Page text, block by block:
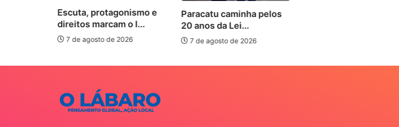
Escuta, protagonismo e
direitos marcam o I...
7 de agosto de 2026
Paracatu caminha pelos
20 anos da Lei...
7 de agosto de 2026